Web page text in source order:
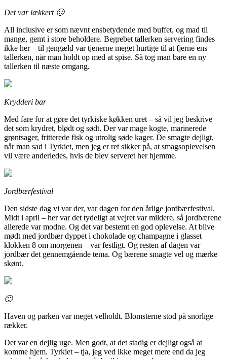
Det var lækkert 🙂
All inclusive er som nævnt ensbetydende med buffet, og mad til
mange, gemt i store beholdere. Begrebet tallerken servering findes
ikke her – til gengæld var tjenerne meget hurtige til at fjerne ens
tallerken, når man holdt op med at spise. Så tog man bare en ny
tallerken til næste omgang.
Krydderi bar
Med fare for at gøre det tyrkiske køkken uret – så vil jeg beskrive
det som krydret, blødt og sødt. Der var mage kogte, marinerede
grøntsager, fritterede fisk og utrolig søde kager. De smagte dejligt,
når man sad i Tyrkiet, men jeg er ret sikker på, at smagsoplevelsen
vil være anderledes, hvis de blev serveret her hjemme.
Jordbærfestival
Den sidste dag vi var der, var dagen for den årlige jordbærfestival.
Midt i april – her var det tydeligt at vejret var mildere, så jordbærene
allerede var modne. Og det var bestemt en god oplevelse. At blive
mødt med jordbær dyppet i chokolade og champagne i glasset
klokken 8 om morgenen – var festligt. Og resten af dagen var
jordbær det gennemgående tema. Og bærene smagte vel og mærke
skønt.
🙂
Haven og parken var meget velholdt. Blomsterne stod på snorlige
rækker.
Det var en dejlig uge. Men godt, at det stadig er dejligt også at
komme hjem. Tyrkiet – tja, jeg ved ikke meget mere end da jeg